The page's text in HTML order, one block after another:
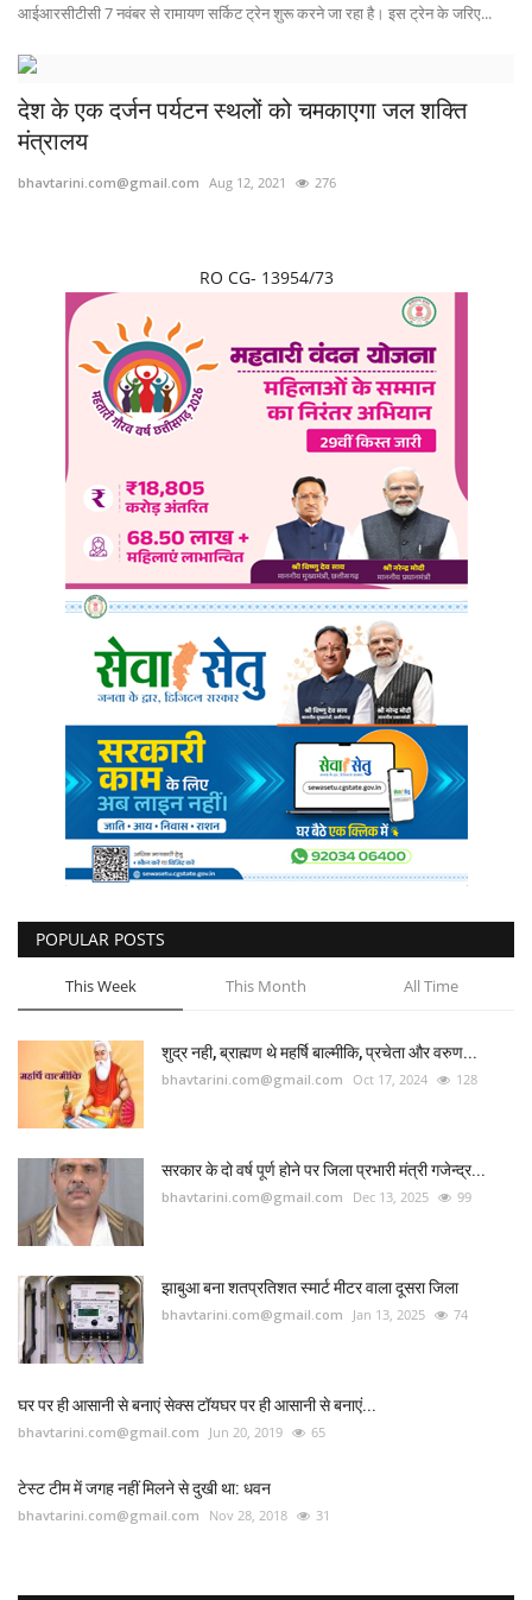
आईआरसीटीसी 7 नवंबर से रामायण सर्किट ट्रेन शुरू करने जा रहा है। इस ट्रेन के जरिए...
देश के एक दर्जन पर्यटन स्थलों को चमकाएगा जल शक्ति
मंत्रालय
bhavtarini.com@gmail.com Aug 12, 2021 276
RO CG- 13954/73
POPULAR POSTS
This Week This Month All Time
शुद्र नही, ब्राह्मण थे महर्षि बाल्मीकि, प्रचेता और वरुण...
bhavtarini.com@gmail.com Oct 17, 2024 128
सरकार के दो वर्ष पूर्ण होने पर जिला प्रभारी मंत्री गजेन्द्र...
bhavtarini.com@gmail.com Dec 13, 2025 99
झाबुआ बना शतप्रतिशत स्मार्ट मीटर वाला दूसरा जिला
bhavtarini.com@gmail.com Jan 13, 2025 74
घर पर ही आसानी से बनाएं सेक्स टॉयघर पर ही आसानी से बनाएं...
bhavtarini.com@gmail.com Jun 20, 2019 65
टेस्ट टीम में जगह नहीं मिलने से दुखी था: धवन
bhavtarini.com@gmail.com Nov 28, 2018 31